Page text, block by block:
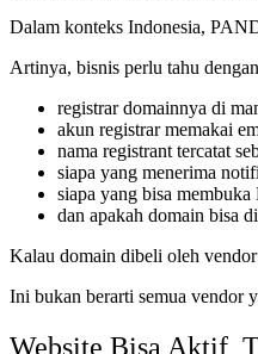
Dalam konteks Indonesia,
Artinya, bisnis perlu tahu
registrar domainnya di
akun registrar memakai
nama registrant tercatat
siapa yang menerima
siapa yang bisa membuka
dan apakah domain bisa
Kalau domain dibeli oleh vendor
Ini bukan berarti semua vendor
Website Bisa Aktif,